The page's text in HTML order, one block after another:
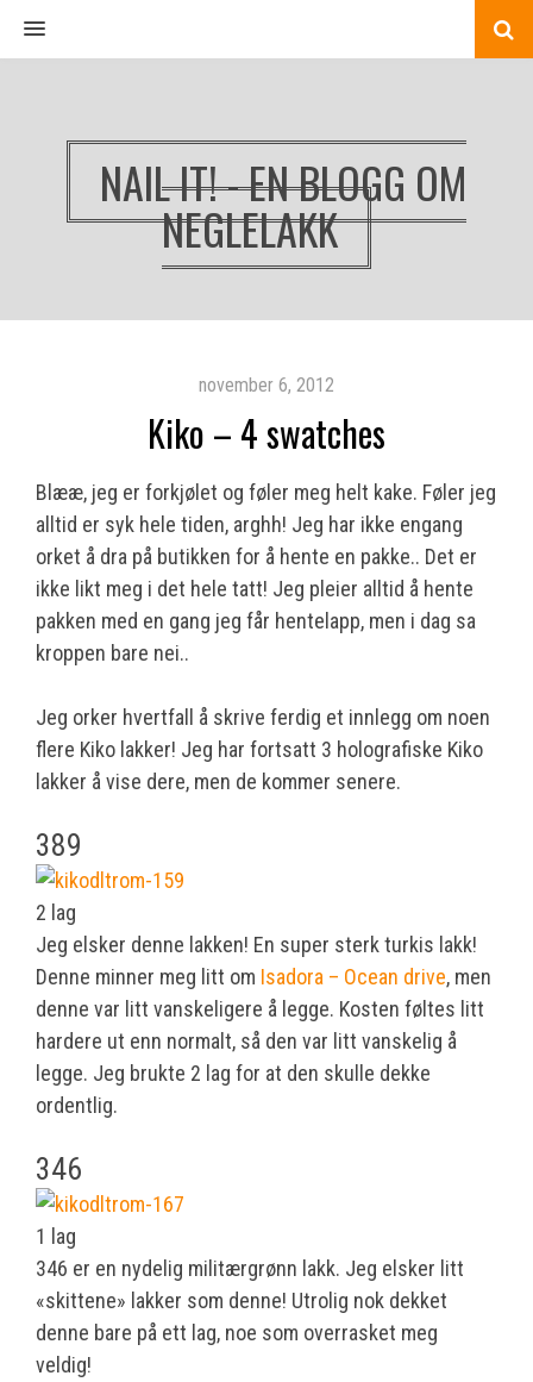
MENU
NAIL IT! - EN BLOGG OM
NEGLELAKK
november 6, 2012
Kiko – 4 swatches
Blææ, jeg er forkjølet og føler meg helt kake. Føler jeg
alltid er syk hele tiden, arghh! Jeg har ikke engang
orket å dra på butikken for å hente en pakke.. Det er
ikke likt meg i det hele tatt! Jeg pleier alltid å hente
pakken med en gang jeg får hentelapp, men i dag sa
kroppen bare nei..
Jeg orker hvertfall å skrive ferdig et innlegg om noen
flere Kiko lakker! Jeg har fortsatt 3 holografiske Kiko
lakker å vise dere, men de kommer senere.
389
2 lag
Jeg elsker denne lakken! En super sterk turkis lakk!
Denne minner meg litt om Isadora – Ocean drive, men
denne var litt vanskeligere å legge. Kosten føltes litt
hardere ut enn normalt, så den var litt vanskelig å
legge. Jeg brukte 2 lag for at den skulle dekke
ordentlig.
346
1 lag
346 er en nydelig militærgrønn lakk. Jeg elsker litt
«skittene» lakker som denne! Utrolig nok dekket
denne bare på ett lag, noe som overrasket meg
veldig!